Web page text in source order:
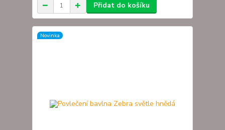
Přidat do košíku
Novinka